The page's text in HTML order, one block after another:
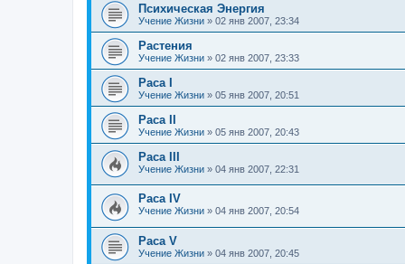
Психическая Энергия
Учение Жизни » 02 янв 2007, 23:34
Растения
Учение Жизни » 02 янв 2007, 23:33
Раса I
Учение Жизни » 05 янв 2007, 20:51
Раса II
Учение Жизни » 05 янв 2007, 20:43
Раса III
Учение Жизни » 04 янв 2007, 22:31
Раса IV
Учение Жизни » 04 янв 2007, 20:54
Раса V
Учение Жизни » 04 янв 2007, 20:45